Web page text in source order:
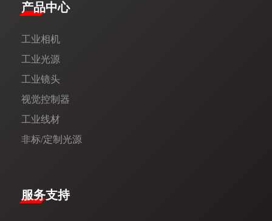
产品中心
工业相机
工业光源
工业镜头
视觉控制器
工业线材
非标/定制光源
服务支持